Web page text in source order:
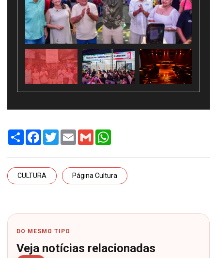
Share Facebook
TwitterEmail Gmail
CULTURA Página Cultura
DO MESMO TIPO
Veja notícias relacionadas